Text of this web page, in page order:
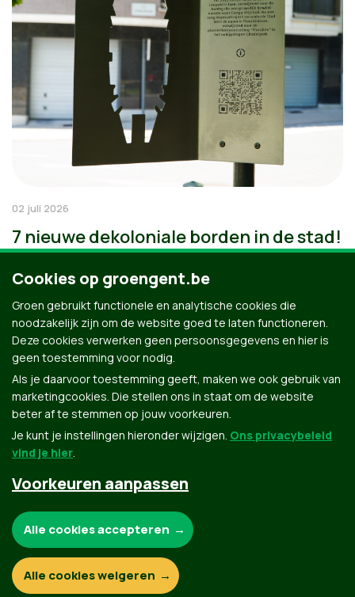
02 juli 2026
7 nieuwe dekoloniale borden in de stad!
Groen.be
© Copyright Groen 2026 | Gemaakt met NationBuilder
Contact Privacybeleid
Cookies op groengent.be
Groen gebruikt functionele en analytische cookies die
noodzakelijk zijn om de website goed te laten functioneren.
Deze cookies verwerken geen persoonsgegevens en hier is
geen toestemming voor nodig.
Als je daarvoor toestemming geeft, maken we ook gebruik van
marketingcookies. Die stellen ons in staat om de website
beter af te stemmen op jouw voorkeuren.
Je kunt je instellingen hieronder wijzigen. Ons privacybeleid
vind je hier.
Voorkeuren aanpassen
Functionele en analytische cookies:
Alle cookies accepteren
Alle cookies weigeren